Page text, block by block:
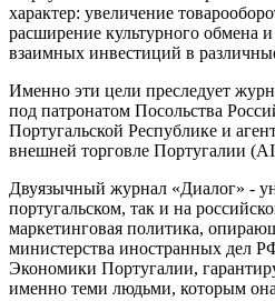
характер: увеличение
расширение культурного обмена
взаимных инвестиций в
Именно эти цели преследует
под патронатом Посольства
Португальской Республике и
внешней торговле Португалии
Двуязычный журнал «Диалог» -
португальском, так и на
маркетинговая политика,
министерства иностранных дел
Экономики Португалии,
именно теми людьми, которым